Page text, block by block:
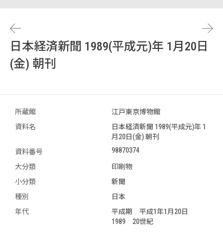
日本経済新聞 1989(平成元)年 1月20日
(金) 朝刊
所蔵館
江戸東京博物館
資料名
日本経済新聞 1989(平成元)年 1
月20日(金) 朝刊
資料番号
98870374
大分類
印刷物
小分類
新聞
種別
日本
年代
平成期 平成1年1月20日
1989 20世紀